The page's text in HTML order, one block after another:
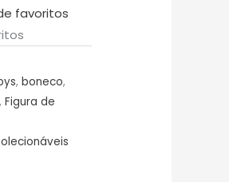
favoritos
, boneco,
, Figura de